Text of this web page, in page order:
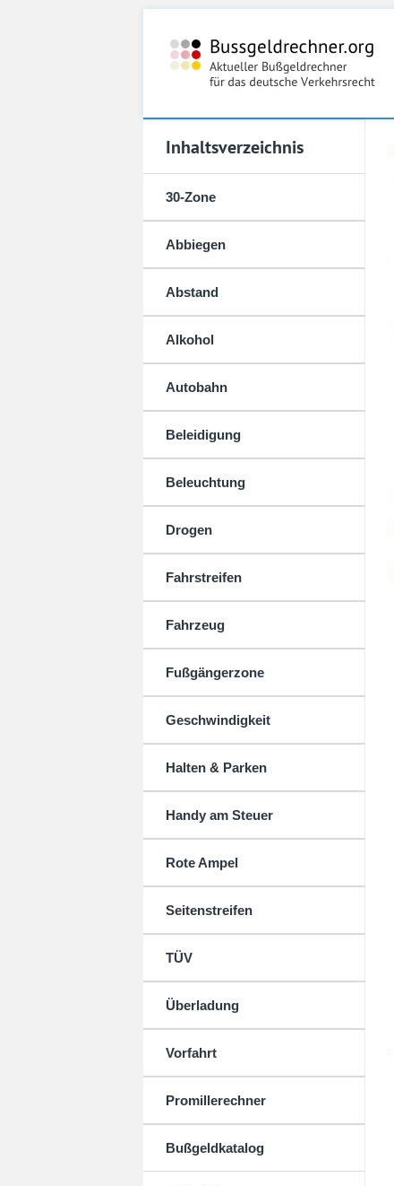
Inhaltsverzeichnis
30-Zone
Abbiegen
Abstand
Alkohol
Autobahn
Beleidigung
Beleuchtung
Drogen
Fahrstreifen
Fahrzeug
Fußgängerzone
Geschwindigkeit
Halten & Parken
Handy am Steuer
Rote Ampel
Seitenstreifen
TÜV
Überladung
Vorfahrt
Promillerechner
Bußgeldkatalog